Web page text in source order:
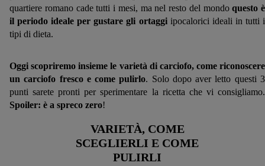
quartiere romano cade tutti i mesi, ma nel resto del mondoquesto è
il periodo ideale per gustare gli ortaggiipocalorici ideali in tutti i
tipi di dieta.
Oggi scopriremo insieme le varietà di carciofo, come riconoscere
un carciofo fresco e come pulirlo. Solo dopo aver letto questi 3
punti sarete pronti per sperimentare la ricetta che vi consigliamo.
Spoiler: è a spreco zero!
VARIETÀ, COME
SCEGLIERLI E COME
PULIRLI